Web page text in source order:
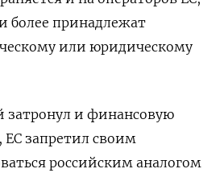
более принадлежат
или юридическому
затронул и финансовую
ЕС запретил своим
российским аналогом